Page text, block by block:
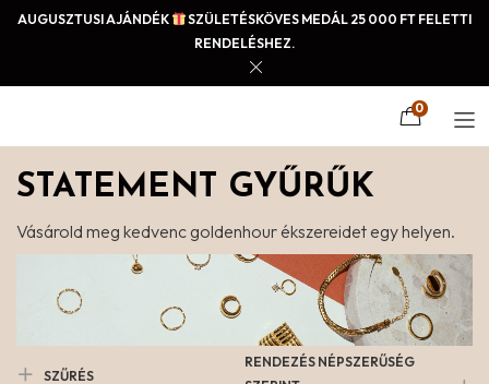
AUGUSZTUSI AJÁNDÉK
SZÜLETÉSKÖVES MEDÁL 25 000 FT FELETTI
RENDELÉSHEZ.
0
STATEMENT GYŰRŰK
Vásárold meg kedvenc goldenhour ékszereidet egy helyen.
SZŰRÉS
RENDEZÉS NÉPSZERŰSÉG